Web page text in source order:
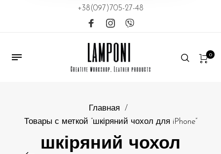
+38(097)705-27-48
0
Главная
/
Товары с меткой “шкіряний чохол для iPhone”
шкіряний чохол